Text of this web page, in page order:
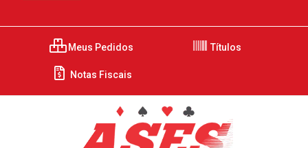
Meus Pedidos Títulos
Notas Fiscais